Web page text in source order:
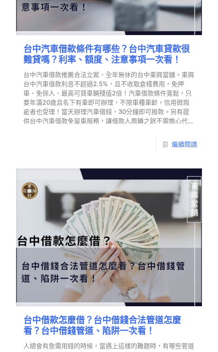
台中汽車借款條件有哪些？台中汽車貸款很
難貸嗎？利率、額度、注意事項一次看！
台中汽車借款推薦合法立案、全年無休的台中東興當舖。東興
台中汽車借款利息不超過2.5%，且不收取倉棧費用，免押
車、免保人、最高可貸車輛殘值2倍！汽車借款條件寬鬆，只
要年滿20歲且名下有車即可辦理，不限車種車齡，信用微瑕
疵者也受理！當天辦理汽車借錢，30分鐘即可撥款。另有提
供台中汽車借款免留車服務，讓借款人周轉之餘不需擔心代步
繼續閱讀
台中借款怎麼借？台中借錢合法管道怎麼
看？台中借錢管道、陷阱一次看！
人總會有急需用錢的時候，當遇上這樣的難題時，有哪些管道